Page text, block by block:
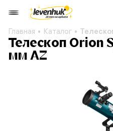
Главная Каталог
Телескоп Orion
мм AZ